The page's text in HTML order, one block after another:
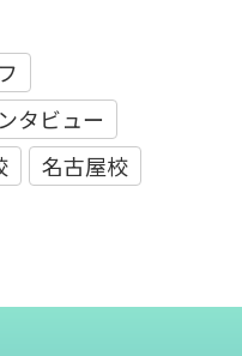
タビュー
名古屋校